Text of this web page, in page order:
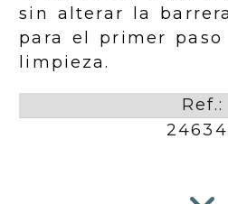
sin alterar la
para el primer
limpieza.
Ref.: